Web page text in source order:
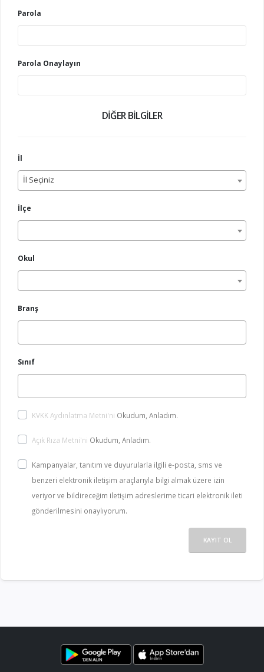
Parola
Parola Onaylayın
DIĞER BILGILER
İl
İl Seçiniz
İlçe
Okul
Branş
Sınıf
KVKK Aydınlatma Metni'ni Okudum, Anladım.
Açık Rıza Metni'ni Okudum, Anladım.
Kampanyalar, tanıtım ve duyurularla ilgili e-posta, sms ve
benzeri elektronik iletişim araçlarıyla bilgi almak üzere izin
veriyor ve bildireceğim iletişim adreslerime ticari elektronik ileti
gönderilmesini onaylıyorum.